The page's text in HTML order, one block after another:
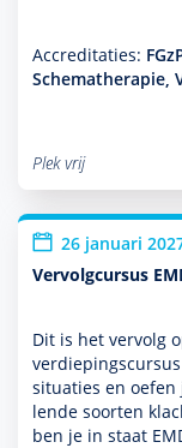
Accreditaties:
Schematherapie,
Plek vrij
26 januari
Vervolgcursus
Dit is het vervolg
situaties en
lende soorten
ben je in staat